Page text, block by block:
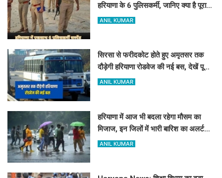
हरियाणा के 6 पुलिसकर्मी, जानिए क्या है पूरा
मामला
ANIL KUMAR
सिरसा से फरीदकोट होते हुए अमृतसर तक
दौड़ेगी हरियाणा रोडवेज की नई बस, देखें पूरा
रूट और टाइम टेबल
ANIL KUMAR
हरियाणा में आज भी बदला रहेगा मौसम का
मिजाज, इन जिलों में भारी बारिश का अलर्ट
जारी
ANIL KUMAR